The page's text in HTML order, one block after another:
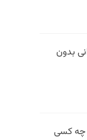
بدون
وقت اضافه؛ فوتبال ۳۶۰ را چه کسی